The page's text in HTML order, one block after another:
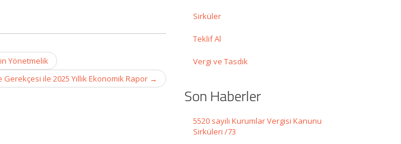
Yönetmelik
Gerekçesi ile 2025 Yıllık Ekonomik Rapor →
Sirküler
Teklif Al
Vergi ve Tasdik
Son Haberler
5520 sayılı Kurumlar Vergisi Kanunu
Sirküleri /73